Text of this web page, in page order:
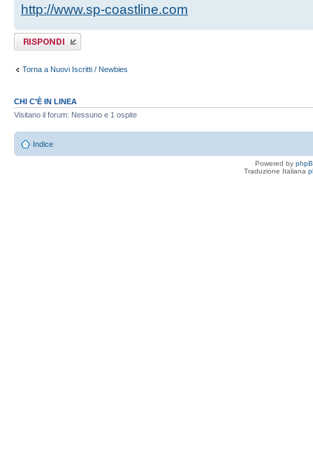
http://www.sp-coastline.com
Rispondi al
messaggio
Torna a Nuovi Iscritti / Newbies
CHI C’È IN LINEA
Visitano il forum: Nessuno e 1 ospite
Indice
Powered by
Traduzione Italiana